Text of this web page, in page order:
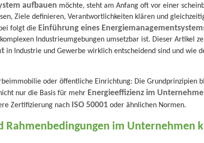
aufbauen möchte, steht am Anfang oft vor einer
Ziele definieren, Verantwortlichkeiten klären und
folgt die Einführung eines
Industrieumgebungen umsetzbar ist. Dieser Artikel
in Industrie und Gewerbe wirklich entscheidend sind und wie
oder öffentliche Einrichtung: Die Grundprinzipien
nur die Basis für mehr Energieeffizienz im
Zertifizierung nach ISO 50001 oder ähnlichen Normen.
Rahmenbedingungen im Unternehmen